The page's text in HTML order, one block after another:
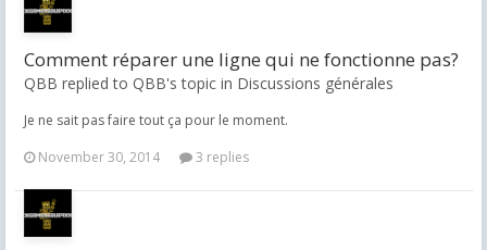
Comment réparer une ligne qui ne fonctionne pas?
QBB replied to QBB's topic in Discussions générales
Je ne sait pas faire tout ça pour le moment.
November 30, 2014
3 replies